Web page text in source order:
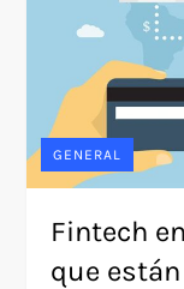
GENERAL
Fintech
que